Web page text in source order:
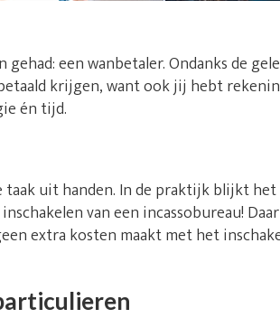
een wanbetaler. Ondanks de
krijgen, want ook jij hebt
én tijd.
taak uit handen. In de praktijk blijkt
van een incassobureau!
extra kosten maakt met het